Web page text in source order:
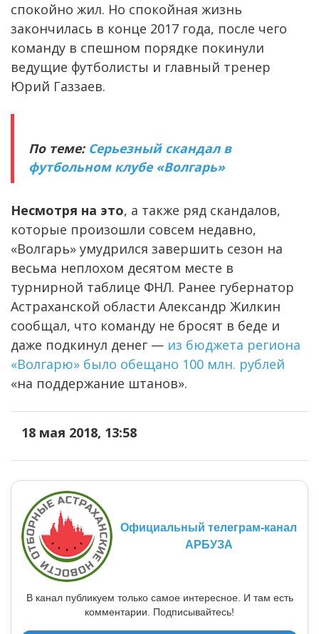
спокойно жил. Но спокойная жизнь
закончилась в конце 2017 года, после чего
команду в спешном порядке покинули
ведущие футболисты и главный тренер
Юрий Газзаев.
По теме: Серьезный скандал в
футбольном клубе «Волгарь»
Несмотря на это, а также ряд скандалов,
которые произошли совсем недавно,
«Волгарь» умудрился завершить сезон на
весьма неплохом десятом месте в
турнирной таблице ФНЛ. Ранее губернатор
Астраханской области Александр Жилкин
сообщал, что команду не бросят в беде и
даже подкинул денег — из бюджета региона
«Волгарю» было обещано 100 млн. рублей
«на поддержание штанов».
18 мая 2018, 13:58
Официальный телеграм-канал
АРБУЗА
В канал публикуем только самое интересное. И там есть
комментарии. Подписывайтесь!